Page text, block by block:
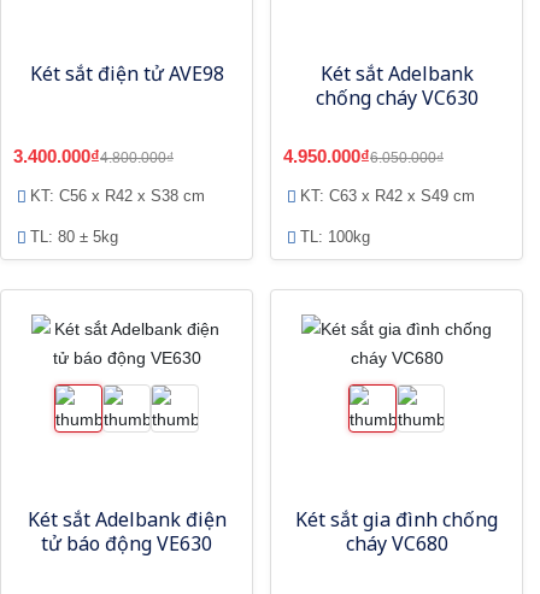
Két sắt điện tử AVE98
3.400.000₫4.800.000₫
KT: C56 x R42 x S38 cm
TL: 80 ± 5kg
Két sắt Adelbank
chống cháy VC630
4.950.000₫6.050.000₫
KT: C63 x R42 x S49 cm
TL: 100kg
Két sắt Adelbank điện
tử báo động VE630
Két sắt gia đình chống
cháy VC680